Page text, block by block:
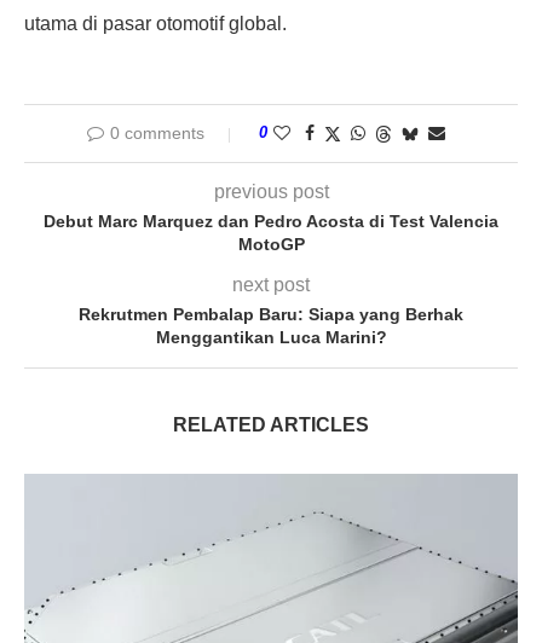
utama di pasar otomotif global.
0 comments 0
previous post
Debut Marc Marquez dan Pedro Acosta di Test Valencia
MotoGP
next post
Rekrutmen Pembalap Baru: Siapa yang Berhak
Menggantikan Luca Marini?
RELATED ARTICLES